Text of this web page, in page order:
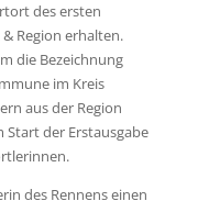
des ersten
Region erhalten.
die Bezeichnung
im Kreis
aus der Region
der Erstausgabe
des Rennens einen